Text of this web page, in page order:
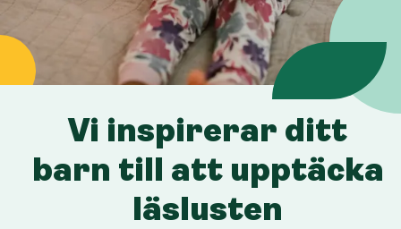
Vi inspirerar ditt
barn till att upptäcka
läslusten